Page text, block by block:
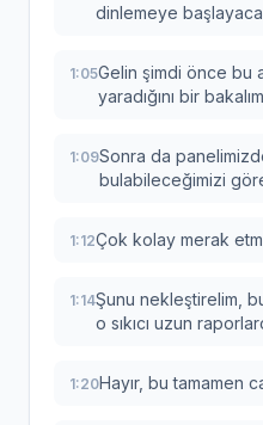
dinlemeye
1:05Gelin şimdi önce bu
yaradığını bir
1:09Sonra da
bulabileceğimizi
1:12Çok kolay merak
1:14Şunu nekleştirelim,
o sıkıcı uzun
1:20Hayır, bu tamamen